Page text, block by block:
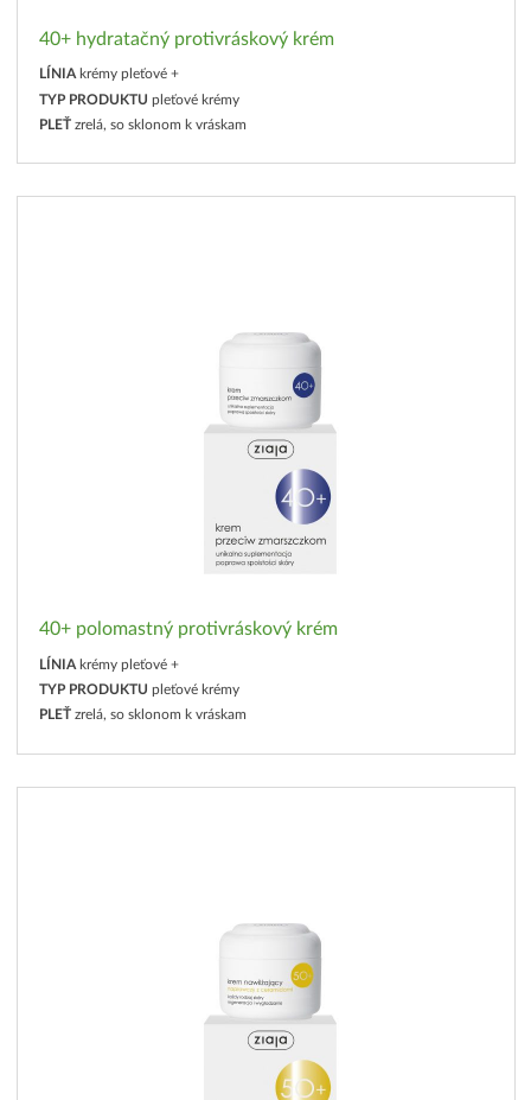
40+ hydratačný protivráskový krém
LÍNIA krémy pleťové +
TYP PRODUKTU pleťové krémy
PLEŤ zrelá, so sklonom k vráskam
40+ polomastný protivráskový krém
LÍNIA krémy pleťové +
TYP PRODUKTU pleťové krémy
PLEŤ zrelá, so sklonom k vráskam